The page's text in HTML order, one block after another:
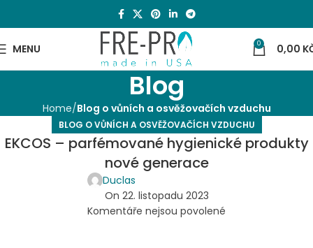
MENU 0 0,00
Blog
Home Blog o vůních a osvěžovačích vzduchu
BLOG O VŮNÍCH A OSVĚŽOVAČÍCH VZDUCHU
EKCOS – parfémované hygienické produkty
nové generace
Duclas
On 22. listopadu 2023
Komentáře nejsou povolené